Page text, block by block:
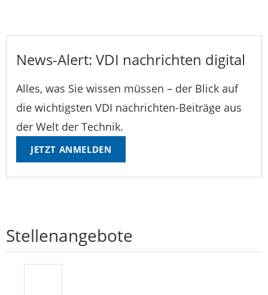
News-Alert: VDI nachrichten digital
Alles, was Sie wissen müssen – der Blick auf
die wichtigsten VDI nachrichten-Beiträge aus
der Welt der Technik.
JETZT ANMELDEN
Stellenangebote